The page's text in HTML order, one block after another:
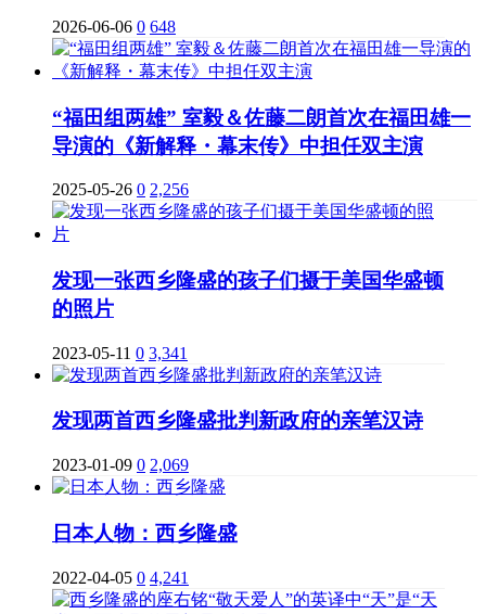
2026-06-06 0 648
“福田组两雄” 室毅＆佐藤二朗首次在福田雄一
导演的《新解释・幕末传》中担任双主演
2025-05-26 0 2,256
发现一张西乡隆盛的孩子们摄于美国华盛顿
的照片
2023-05-11 0 3,341
发现两首西乡隆盛批判新政府的亲笔汉诗
2023-01-09 0 2,069
日本人物：西乡隆盛
2022-04-05 0 4,241